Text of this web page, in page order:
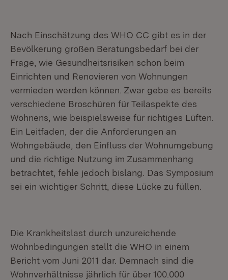
Nach Einschätzung des WHO CC gibt es in der
Bevölkerung großen Beratungsbedarf bei der
Frage, wie Gesundheitsrisiken schon beim
Einrichten und Renovieren von Wohnungen
vermieden werden können. Zwar gebe es bereits
verschiedene Broschüren für Teilaspekte des
Wohnens, wie beispielsweise für richtiges Lüften.
Ein Leitfaden, der die Anforderungen an
Wohngebäude, den Einfluss der Wohnumgebung
und die richtige Nutzung im Zusammenhang
betrachtet, fehle jedoch bislang. Das Symposium
sei ein wichtiger Schritt, diese Lücke zu füllen.
Die Krankheitslast durch unzureichende
Wohnbedingungen stellt die WHO in einem
Bericht vom Juni 2011 dar. Demnach sind die
Wohnverhältnisse jährlich für über 100.000